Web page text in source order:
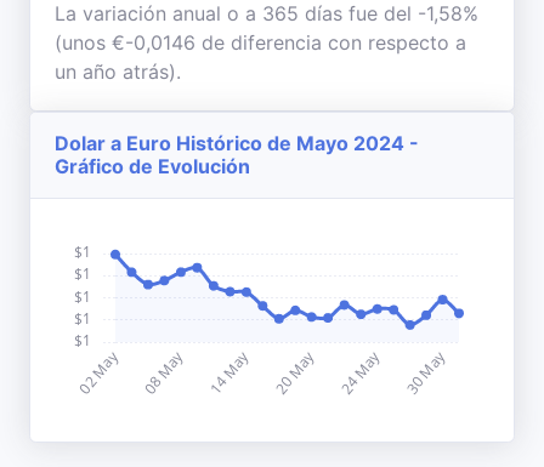
La variación anual o a 365 días fue del -1,58%
(unos €-0,0146 de diferencia con respecto a
un año atrás).
Dolar a Euro Histórico de Mayo 2024 -
Gráfico de Evolución